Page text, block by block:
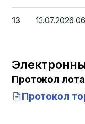
13 13.07.2026
Протокол лота
Протокол